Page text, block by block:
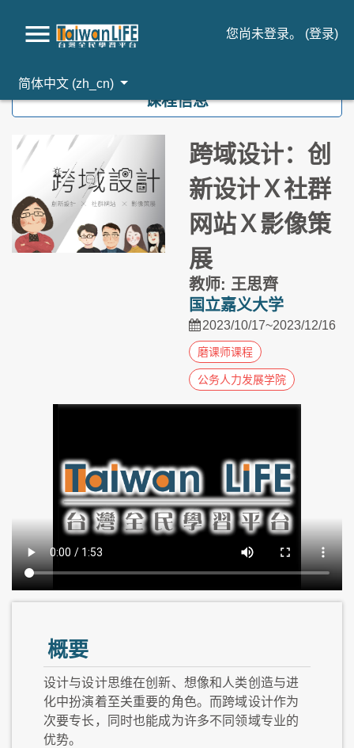
您尚未登录。 (登录)
简体中文 ‎(zh_cn)‎
课程信息
跨域设计：创
新设计Ｘ社群
网站Ｘ影像策
展
教师: 王思齊
国立嘉义大学
2023/10/17~2023/12/16
磨课师课程
公务人力发展学院
概要
设计与设计思维在创新、想像和人类创造与进
化中扮演着至关重要的角色。而跨域设计作为
次要专长，同时也能成为许多不同领域专业的
优势。